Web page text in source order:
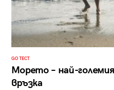
GO ТЕСТ
Морето – най-
връзка